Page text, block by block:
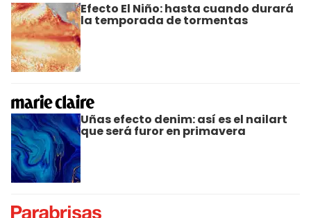
Efecto El Niño: hasta cuando durará
la temporada de tormentas
Uñas efecto denim: así es el nailart
que será furor en primavera